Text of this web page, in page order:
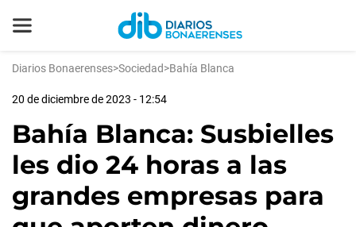
Diarios Bonaerenses>Sociedad>Bahía Blanca
20 de diciembre de 2023 - 12:54
Bahía Blanca: Susbielles
les dio 24 horas a las
grandes empresas para